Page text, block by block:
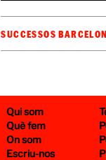
SUCCESSOS
Qui som
Què fem
On som
Escriu-nos